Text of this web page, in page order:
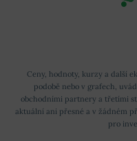
Ceny, hodnoty, kurzy a další
podobě nebo v grafech,
obchodními partnery a třetími
aktuální ani přesné a v žádném
pro